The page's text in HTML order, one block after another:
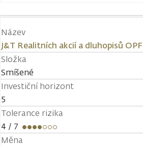
Název
J&T Realitních akcií a dluhopisů OPF
Složka
Smíšené
Investiční horizont
5
Tolerance rizika
4 / 7
Měna